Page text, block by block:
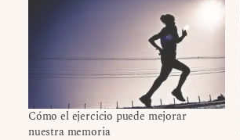
Cómo el ejercicio puede mejorar
nuestra memoria